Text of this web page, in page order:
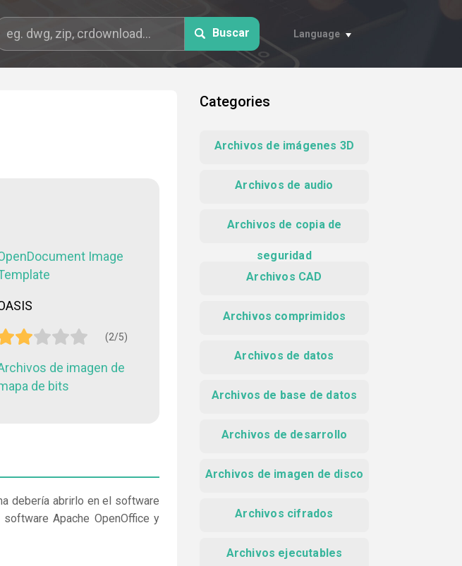
Buscar Language
Image
(2/5)
de imagen de
de bits
debería abrirlo en el software
Apache OpenOffice y
Categories
Archivos de imágenes 3D
Archivos de audio
Archivos de copia de
seguridad
Archivos CAD
Archivos comprimidos
Archivos de datos
Archivos de base de datos
Archivos de desarrollo
Archivos de imagen de disco
Archivos cifrados
Archivos ejecutables